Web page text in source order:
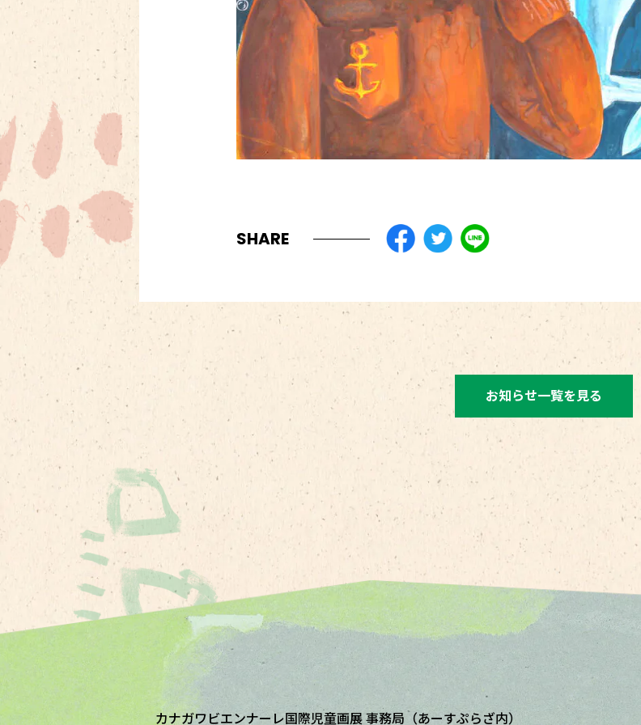
SHARE
お知らせ一覧を見る
カナガワビエンナーレ国際児童画展 事務局（あーすぷらざ内）